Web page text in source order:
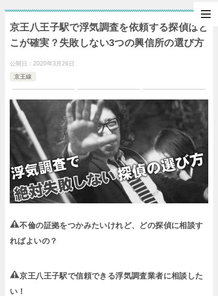
京王八王子駅で浮気調査を依頼する探偵はど
こが確実？失敗しない3つの興信所の選び方
公開日： 2020年3月26日
京王線
不倫の証拠をつかみたいけれど、どの探偵に相談す
ればよいの？
京王八王子駅で信頼できる浮気調査業者に相談した
い！